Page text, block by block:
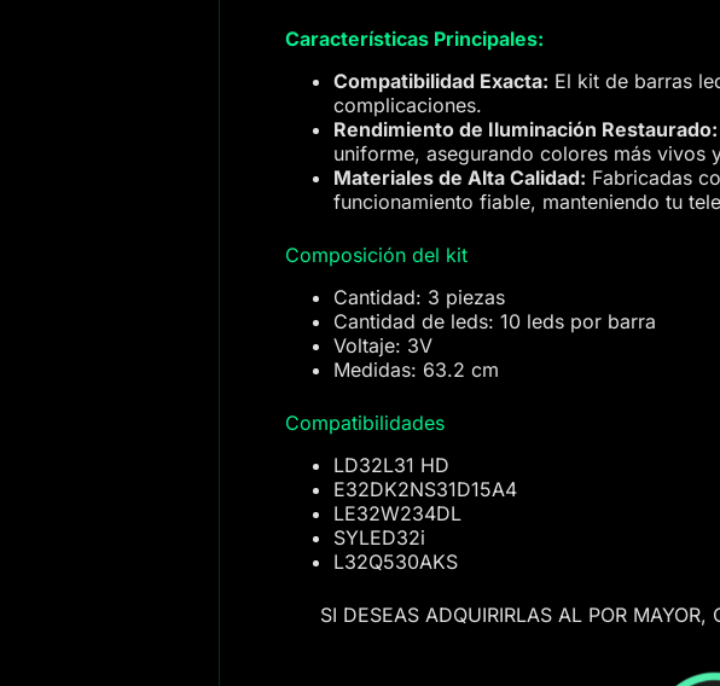
Características Principales:
Compatibilidad Exacta: El kit de barras
complicaciones.
Rendimiento de Iluminación Restaurado:
uniforme, asegurando colores más vivos
Materiales de Alta Calidad: Fabricadas
funcionamiento fiable, manteniendo tu
Composición del kit
Cantidad: 3 piezas
Cantidad de leds: 10 leds por barra
Voltaje: 3V
Medidas: 63.2 cm
Compatibilidades
LD32L31 HD
E32DK2NS31D15A4
LE32W234DL
SYLED32i
L32Q530AKS
SI DESEAS ADQUIRIRLAS AL POR